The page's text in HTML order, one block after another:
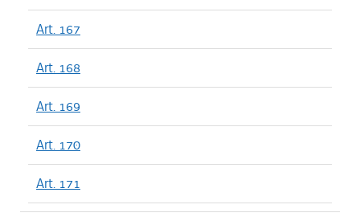
Art. 167
Art. 168
Art. 169
Art. 170
Art. 171